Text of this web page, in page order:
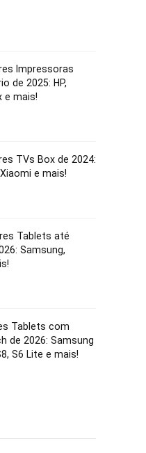
Impressoras
de 2025: HP,
e mais!
TVs Box de 2024:
e mais!
Tablets até
Samsung,
Tablets com
de 2026: Samsung
S6 Lite e mais!